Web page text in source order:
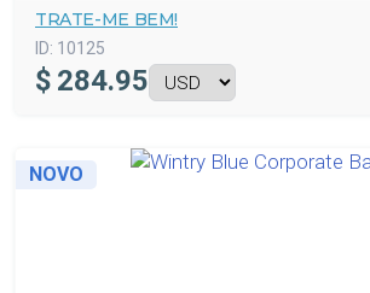
TRATE-ME BEM!
ID: 10125
$ 284.95
NOVO